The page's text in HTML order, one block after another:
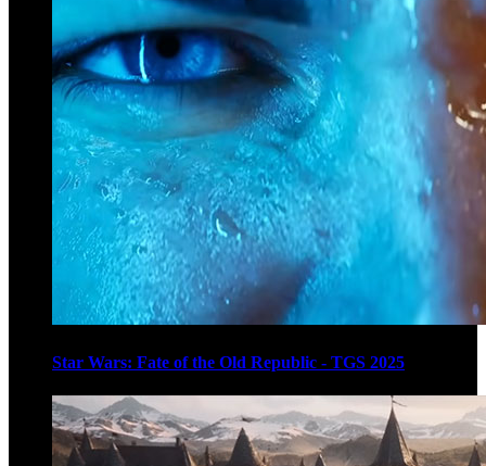
Star Wars: Fate of the Old Republic - TGS 2025